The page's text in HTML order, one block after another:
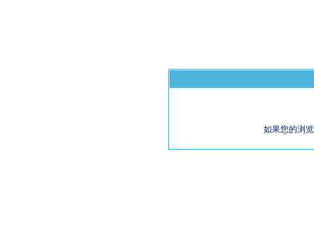
如果您的浏